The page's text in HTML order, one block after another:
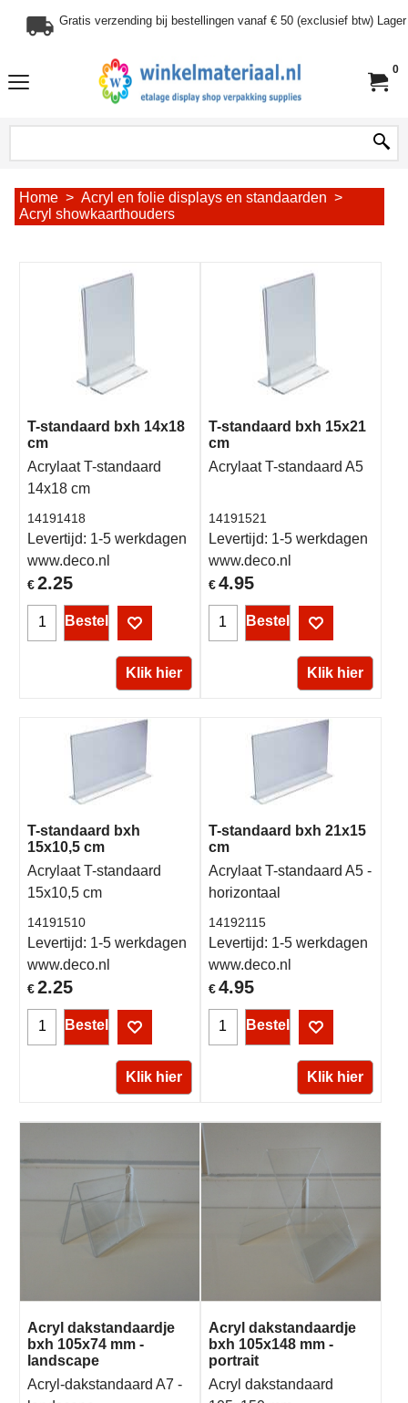
Gratis verzending bij bestellingen vanaf € 50 (exclusief btw)
0
Home > Acryl en folie displays en standaarden >
Acryl showkaarthouders
T-standaard bxh 14x18
cm
Acrylaat T-standaard
14x18 cm
€2.25
14191418
Levertijd: 1-5 werkdagen
www.deco.nl
Bestel
Klik hier
T-standaard bxh 15x21
cm
Acrylaat T-standaard A5
€4.95
14191521
Levertijd: 1-5 werkdagen
www.deco.nl
Bestel
Klik hier
T-standaard bxh
15x10,5 cm
Acrylaat T-standaard
15x10,5 cm
€2.25
14191510
Levertijd: 1-5 werkdagen
www.deco.nl
Bestel
Klik hier
T-standaard bxh 21x15
cm
Acrylaat T-standaard A5 -
horizontaal
€4.95
14192115
Levertijd: 1-5 werkdagen
www.deco.nl
Bestel
Klik hier
Acryl dakstandaardje
bxh 105x74 mm -
landscape
Acryl-dakstandaard A7 -
Acryl dakstandaardje
bxh 105x148 mm -
portrait
Acryl dakstandaard